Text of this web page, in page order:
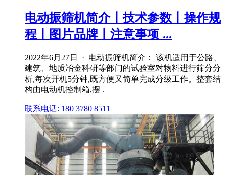
电动振筛机简介丨技术参数丨操作规
程丨图片品牌丨注意事项 ...
2022年6月27日 · 电动振筛机简介： 该机适用于公路、
建筑、地质冶金科研等部门的试验室对物料进行筛分分
析,每次开机5分钟,既方便又简单完成分级工作。整套结
构由电动机控制箱,摆 .
联系电话: 180 3780 8511